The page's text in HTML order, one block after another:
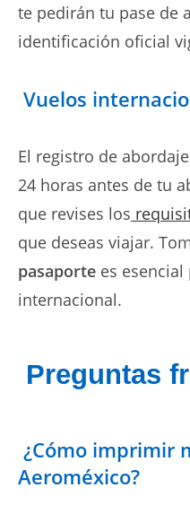
te pedirán tu pase de
identificación oficial
Vuelos
El registro de
24 horas antes de tu
que revises los
que deseas viajar.
pasaporte es
internacional.
Preguntas
¿Cómo imprimir
Aeroméxico?